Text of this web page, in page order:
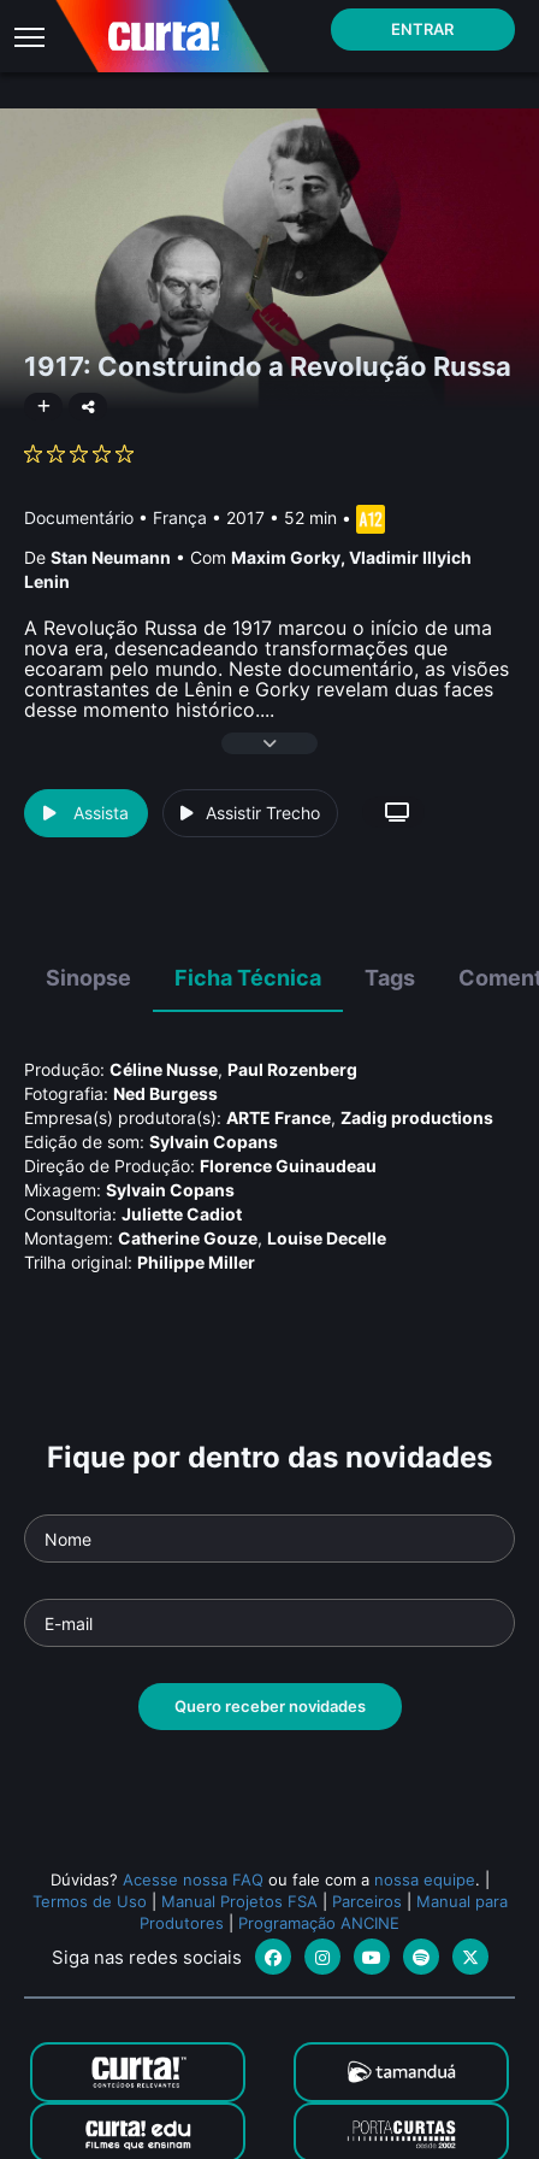
ENTRAR
1917: Construindo a Revolução Russa
Documentário • França • 2017 • 52 min •
De Stan Neumann • Com Maxim Gorky, Vladimir Illyich
Lenin
A Revolução Russa de 1917 marcou o início de uma
nova era, desencadeando transformações que
ecoaram pelo mundo. Neste documentário, as visões
contrastantes de Lênin e Gorky revelam duas faces
desse momento histórico....
Assista Assistir Trecho
Sinopse Ficha Técnica Tags
Produção: Céline Nusse, Paul Rozenberg
Fotografia: Ned Burgess
Empresa(s) produtora(s): ARTE France, Zadig productions
Edição de som: Sylvain Copans
Direção de Produção: Florence Guinaudeau
Mixagem: Sylvain Copans
Consultoria: Juliette Cadiot
Montagem: Catherine Gouze, Louise Decelle
Trilha original: Philippe Miller
Fique por dentro das novidades
Quero receber novidades
Dúvidas? Acesse nossa FAQ ou fale com a nossa equipe.
Termos de Uso
Manual Projetos FSA Parceiros
Manual para
Produtores
Programação ANCINE
Siga nas redes sociais